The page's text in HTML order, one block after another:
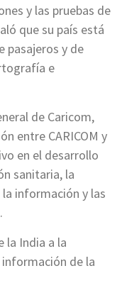
y las pruebas de
que su país está
pasajeros y de
e
de Caricom,
entre CARICOM y
en el desarrollo
sanitaria, la
información y las
la India a la
de la